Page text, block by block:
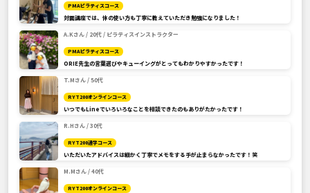
PMAピラティスコース
対面講座では、体の使い方も丁寧に教えていただき勉強になりました！
A.Kさん / 20代 / ピラティスインストラクター
PMAピラティスコース
ORIE先生の言葉選びやキューイングがとってもわかりやすかったです！
T.Mさん / 50代
RYT200オンラインコース
いつでもLineでいろいろなことを相談できたのもありがたかったです！
R.Hさん / 30代
RYT200通学コース
いただいたアドバイスは細かく丁寧でメモをする手が止まらなかったです！笑
M.Mさん / 40代
RYT200オンラインコース